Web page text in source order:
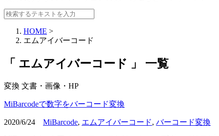
HOME >
エムアイバーコード
「 エムアイバーコード 」 一覧
変換 文書・画像・HP
MiBarcodeで数字をバーコード変換
2020/6/24 MiBarcode, エムアイバーコード, バーコード変換